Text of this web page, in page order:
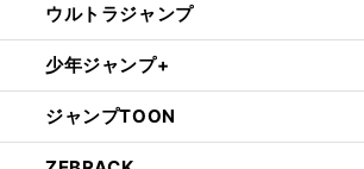
ウルトラジャンプ
少年ジャンプ+
ジャンプTOON